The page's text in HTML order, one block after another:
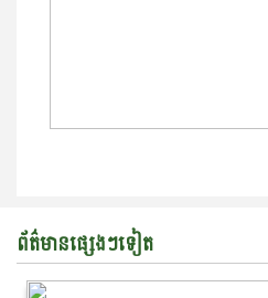
ព័ត៌មានផ្សេងៗទៀត